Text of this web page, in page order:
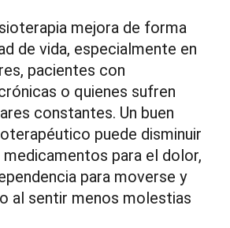
mejora de forma
de vida, especialmente en
pacientes con
o quienes sufren
constantes. Un buen
puede disminuir
medicamentos para el dolor,
para moverse y
al sentir menos molestias